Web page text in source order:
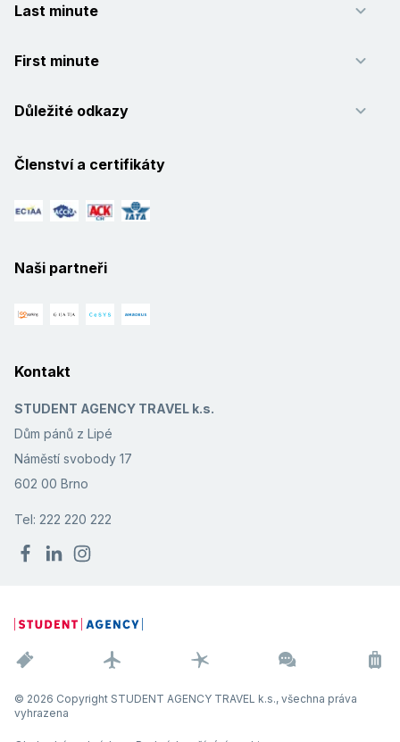
Last minute
First minute
Důležité odkazy
Členství a certifikáty
Naši partneři
Kontakt
STUDENT AGENCY TRAVEL k.s.
Dům pánů z Lipé
Náměstí svobody 17
602 00 Brno
Tel: 222 220 222
© 2026 Copyright STUDENT AGENCY TRAVEL k.s., všechna práva
vyhrazena